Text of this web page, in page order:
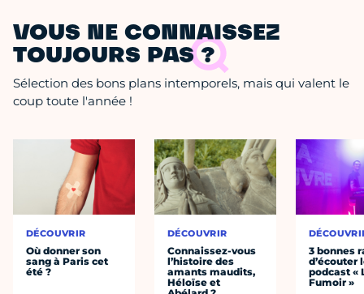
VOUS NE CONNAISSEZ
TOUJOURS PAS ?
Sélection des bons plans intemporels, mais qui valent le
coup toute l'année !
DÉCOUVRIR
Où donner son
sang à Paris cet
été ?
DÉCOUVRIR
Connaissez-vous
l’histoire des
amants maudits,
Héloïse et
3 bonnes
d’écouter
podcast «
Fumoir »